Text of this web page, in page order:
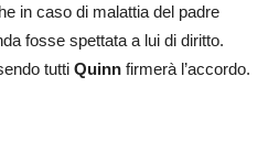
in caso di malattia del padre
fosse spettata a lui di diritto.
tutti Quinn firmerà l’accordo.